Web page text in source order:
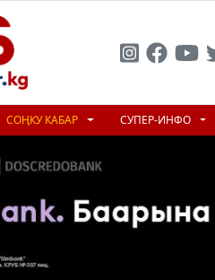
СОҢКУ КАБАР СУПЕР-ИНФО